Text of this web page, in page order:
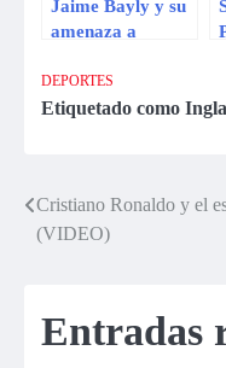
Jaime Bayly y su
amenaza a
la FPF
DEPORTES
Etiquetado como
Navegación
Cristiano Ronaldo y el
(VIDEO)
Entradas